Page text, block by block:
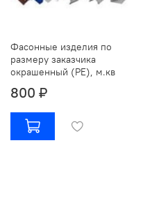
Фасонные изделия по
размеру заказчика
окрашенный (РЕ), м.кв
800 ₽